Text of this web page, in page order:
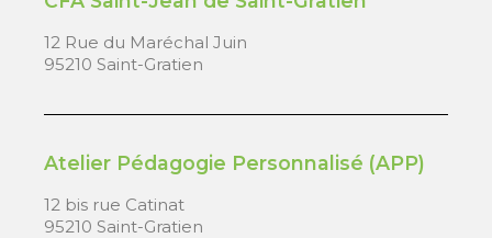
12 Rue du Maréchal Juin
95210 Saint-Gratien
Atelier Pédagogie Personnalisé (APP)
12 bis rue Catinat
95210 Saint-Gratien